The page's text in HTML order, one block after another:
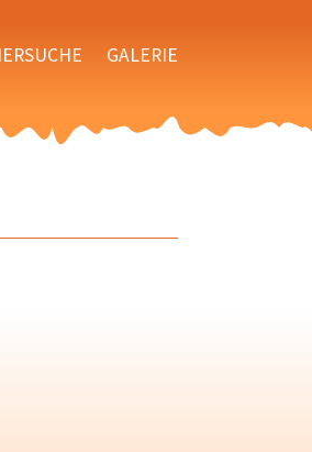
GALERIE